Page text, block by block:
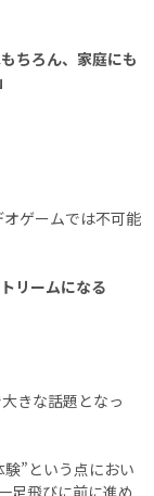
ちろん、家庭にも
ゲームでは不可能
リームになる
きな話題となっ
”という点におい
足飛びに前に進め